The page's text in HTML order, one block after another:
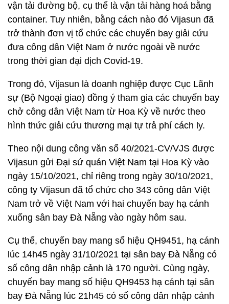
vận tải đường bộ, cụ thể là vận tải hàng hoá bằng
container. Tuy nhiên, bằng cách nào đó Vijasun đã
trở thành đơn vị tổ chức các chuyến bay giải cứu
đưa công dân Việt Nam ở nước ngoài về nước
trong thời gian đại dịch Covid-19.
Trong đó, Vijasun là doanh nghiệp được Cục Lãnh
sự (Bộ Ngoại giao) đồng ý tham gia các chuyến bay
chở công dân Việt Nam từ Hoa Kỳ về nước theo
hình thức giải cứu thương mại tự trả phí cách ly.
Theo nội dung công văn số 40/2021-CV/VJS được
Vijasun gửi Đại sứ quán Việt Nam tại Hoa Kỳ vào
ngày 15/10/2021, chỉ riêng trong ngày 30/10/2021,
công ty Vijasun đã tổ chức cho 343 công dân Việt
Nam trở về Việt Nam với hai chuyến bay hạ cánh
xuống sân bay Đà Nẵng vào ngày hôm sau.
Cụ thể, chuyến bay mang số hiệu QH9451, hạ cánh
lúc 14h45 ngày 31/10/2021 tại sân bay Đà Nẵng có
số công dân nhập cảnh là 170 người. Cùng ngày,
chuyến bay mang số hiệu QH9453 hạ cánh tại sân
bay Đà Nẵng lúc 21h45 có số công dân nhập cảnh